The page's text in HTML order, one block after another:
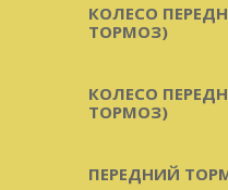
КОЛЕСО
ТОРМОЗ)
КОЛЕСО
ТОРМОЗ)
ПЕРЕДНИЙ